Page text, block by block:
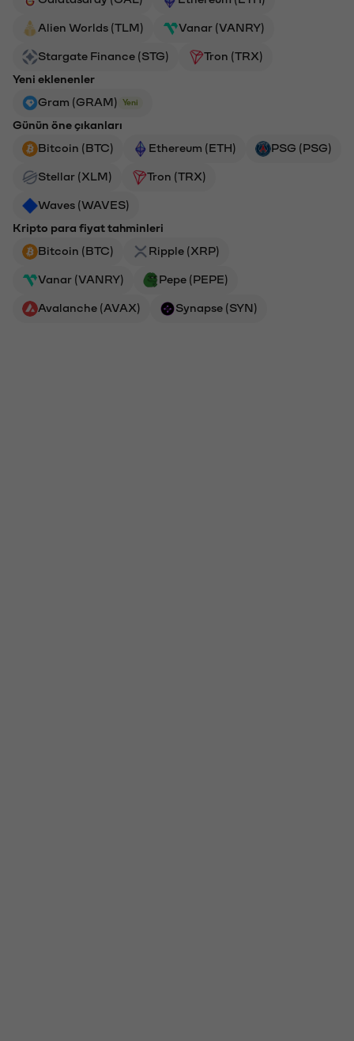
Alien Worlds (TLM) Vanar (VANRY)
Stargate Finance (STG)
Tron (TRX)
Yeni eklenenler
Gram (GRAM)
Yeni
Günün öne çıkanları
Bitcoin (BTC)
Ethereum (ETH) PSG (PSG)
Stellar (XLM) Tron (TRX)
Waves (WAVES)
Kripto para fiyat tahminleri
Bitcoin (BTC)
Ripple (XRP)
Vanar (VANRY) Pepe (PEPE)
Avalanche (AVAX) Synapse (SYN)